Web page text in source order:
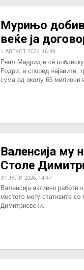
Мурињо
веќе ја
1 АВГУСТ 2026, 16:49
Реал Мадрид е сè
Родри, а според најавите,
сума од околу 65 милиони
Валенсија му
Столе
31 ЈУЛИ 2026, 14:47
Валенсија активно работи
местото меѓу стативите
Димитриевски.